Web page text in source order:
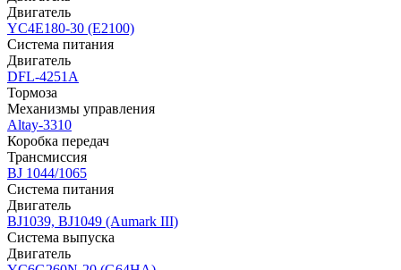
Двигатель
YC4E180-30 (E2100)
Система питания
Двигатель
DFL-4251A
Тормоза
Механизмы управления
Altay-3310
Коробка передач
Трансмиссия
BJ 1044/1065
Система питания
Двигатель
BJ1039, BJ1049 (Aumark III)
Система выпуска
Двигатель